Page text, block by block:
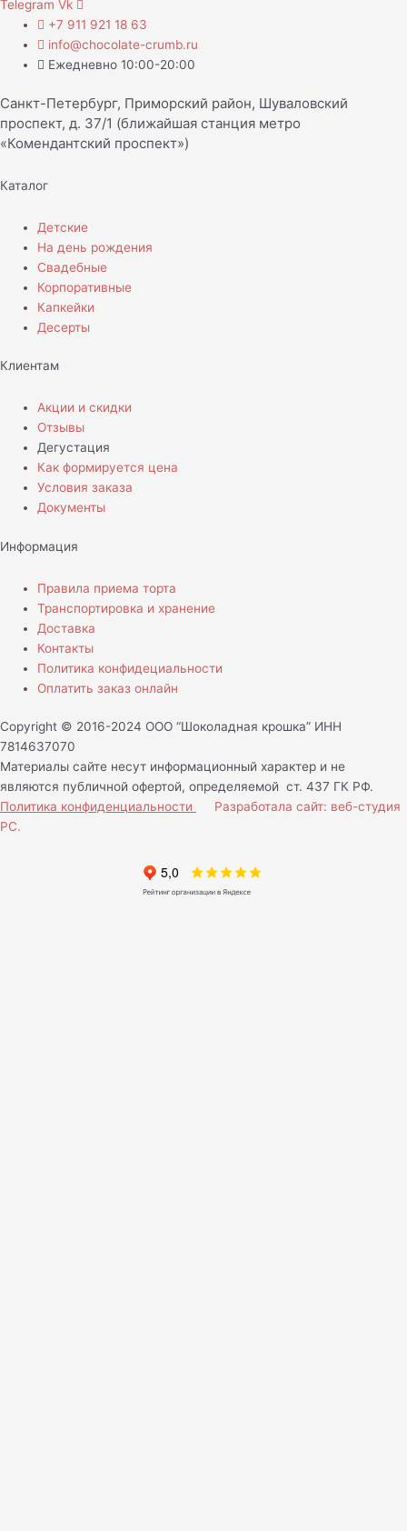
Telegram Vk
+7 911 921 18 63
info@chocolate-crumb.ru
Ежедневно 10:00-20:00
Санкт-Петербург, Приморский район, Шуваловский
проспект, д. 37/1 (ближайшая станция метро
«Комендантский проспект»)
Каталог
Детские
На день рождения
Свадебные
Корпоративные
Капкейки
Десерты
Клиентам
Акции и скидки
Отзывы
Дегустация
Как формируется цена
Условия заказа
Документы
Информация
Правила приема торта
Транспортировка и хранение
Доставка
Контакты
Политика конфидециальности
Оплатить заказ онлайн
Copyright © 2016-2024 ООО “Шоколадная крошка” ИНН
7814637070
Материалы сайте несут информационный характер и не
являются публичной офертой, определяемой ст. 437 ГК РФ.
Политика конфиденциальности
Разработала сайт: веб-студия
РС.